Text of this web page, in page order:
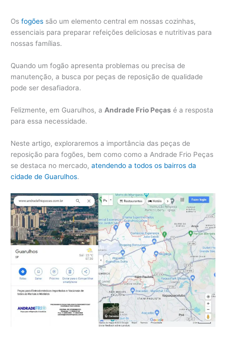
Osfogões são um elemento central em nossas cozinhas,
essenciais para preparar refeições deliciosas e nutritivas para
nossas famílias.
Quando um fogão apresenta problemas ou precisa de
manutenção, a busca por peças de reposição de qualidade
pode ser desafiadora.
Felizmente, em Guarulhos, a Andrade Frio Peças é a resposta
para essa necessidade.
Neste artigo, exploraremos a importância das peças de
reposição para fogões, bem como como a Andrade Frio Peças
se destaca no mercado,atendendo a todos os bairros da
cidade de Guarulhos.